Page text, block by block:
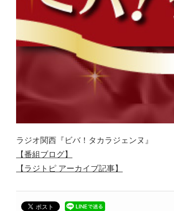
ラジオ関西『ビバ！タカラジェンヌ』
【番組ブログ】
【ラジトピ アーカイブ記事】